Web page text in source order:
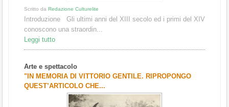
Scritto da Redazione Culturelite
Introduzione Gli ultimi anni del XIII secolo ed i primi del XIV
conoscono una straordin...
Leggi tutto
Arte e spettacolo
"IN MEMORIA DI VITTORIO GENTILE. RIPROPONGO
QUEST’ARTICOLO CHE...